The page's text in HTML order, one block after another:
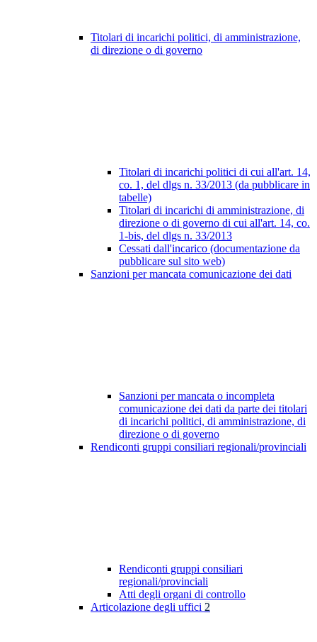
Titolari di incarichi politici, di amministrazione,
di direzione o di governo
Titolari di incarichi politici di cui all'art. 14,
co. 1, del dlgs n. 33/2013 (da pubblicare in
tabelle)
Titolari di incarichi di amministrazione, di
direzione o di governo di cui all'art. 14, co.
1-bis, del dlgs n. 33/2013
Cessati dall'incarico (documentazione da
pubblicare sul sito web)
Sanzioni per mancata comunicazione dei dati
Sanzioni per mancata o incompleta
comunicazione dei dati da parte dei titolari
di incarichi politici, di amministrazione, di
direzione o di governo
Rendiconti gruppi consiliari regionali/provinciali
Rendiconti gruppi consiliari
regionali/provinciali
Atti degli organi di controllo
Articolazione degli uffici 2